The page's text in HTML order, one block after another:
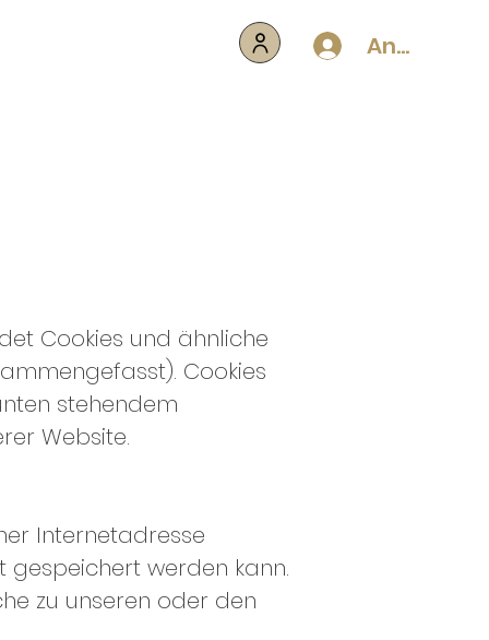
Anmelden
Cookies und ähnliche
Cookies
stehendem
Website.
Internetadresse
werden kann.
zu unseren oder den